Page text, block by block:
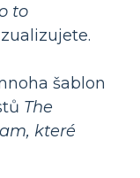
to
šablon
The
které